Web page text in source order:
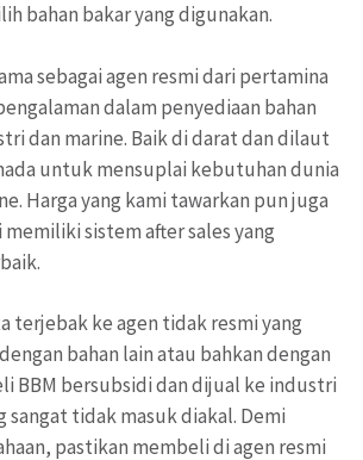
bahan bakar yang digunakan.
sebagai agen resmi dari pertamina
dalam penyediaan bahan
dan marine. Baik di darat dan dilaut
untuk mensuplai kebutuhan dunia
Harga yang kami tawarkan pun juga
sistem after sales yang
terjebak ke agen tidak resmi yang
bahan lain atau bahkan dengan
BBM bersubsidi dan dijual ke industri
sangat tidak masuk diakal. Demi
pastikan membeli di agen resmi